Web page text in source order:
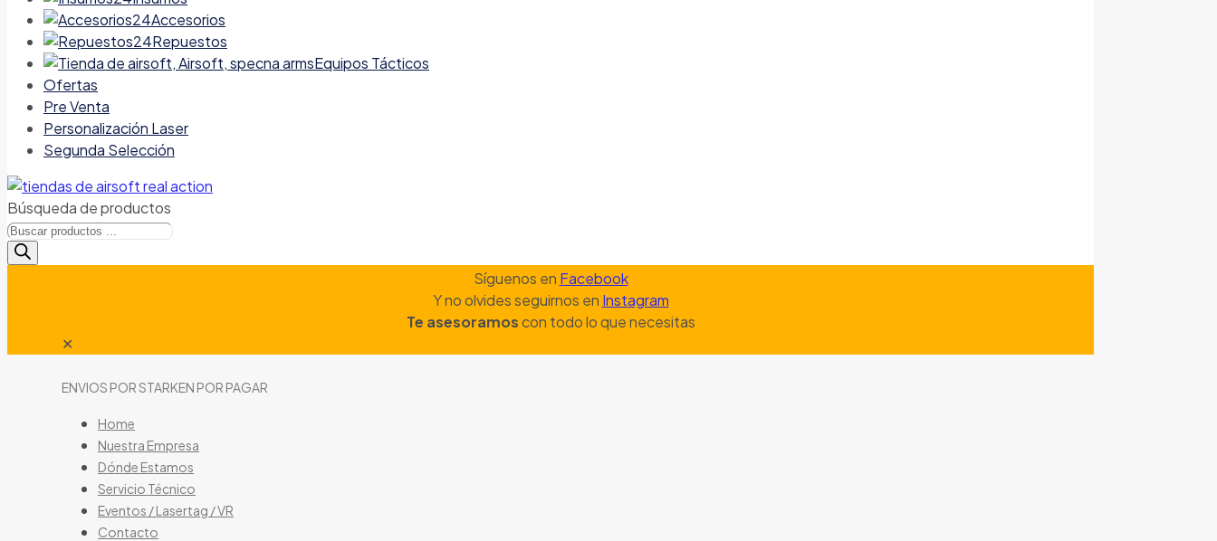
Accesorios
Repuestos
Equipos Tácticos
Ofertas
Pre Venta
Personalización Laser
Segunda Selección
Búsqueda de productos
Síguenos en Facebook
Y no olvides seguirnos en Instagram
Te asesoramoscon todo lo que necesitas
✕
ENVIOS POR STARKEN POR PAGAR
Home
Nuestra Empresa
Dónde Estamos
Servicio Técnico
Eventos / Lasertag / VR
Contacto